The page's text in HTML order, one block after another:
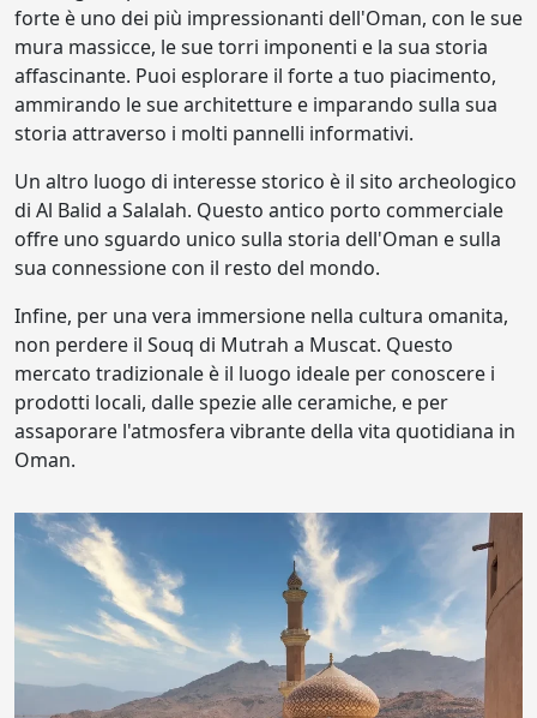
forte è uno dei più impressionanti dell'Oman, con le sue
mura massicce, le sue torri imponenti e la sua storia
affascinante. Puoi esplorare il forte a tuo piacimento,
ammirando le sue architetture e imparando sulla sua
storia attraverso i molti pannelli informativi.
Un altro luogo di interesse storico è il sito archeologico
di Al Balid a Salalah. Questo antico porto commerciale
offre uno sguardo unico sulla storia dell'Oman e sulla
sua connessione con il resto del mondo.
Infine, per una vera immersione nella cultura omanita,
non perdere il Souq di Mutrah a Muscat. Questo
mercato tradizionale è il luogo ideale per conoscere i
prodotti locali, dalle spezie alle ceramiche, e per
assaporare l'atmosfera vibrante della vita quotidiana in
Oman.